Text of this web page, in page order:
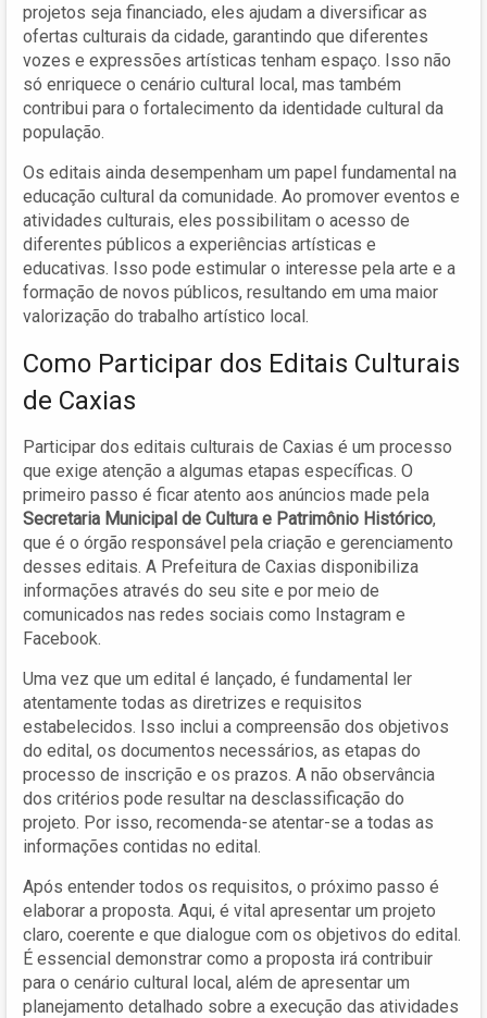
projetos seja financiado, eles ajudam a diversificar as
ofertas culturais da cidade, garantindo que diferentes
vozes e expressões artísticas tenham espaço. Isso não
só enriquece o cenário cultural local, mas também
contribui para o fortalecimento da identidade cultural da
população.
Os editais ainda desempenham um papel fundamental na
educação cultural da comunidade. Ao promover eventos e
atividades culturais, eles possibilitam o acesso de
diferentes públicos a experiências artísticas e
educativas. Isso pode estimular o interesse pela arte e a
formação de novos públicos, resultando em uma maior
valorização do trabalho artístico local.
Como Participar dos Editais Culturais
de Caxias
Participar dos editais culturais de Caxias é um processo
que exige atenção a algumas etapas específicas. O
primeiro passo é ficar atento aos anúncios made pela
Secretaria Municipal de Cultura e Patrimônio Histórico,
que é o órgão responsável pela criação e gerenciamento
desses editais. A Prefeitura de Caxias disponibiliza
informações através do seu site e por meio de
comunicados nas redes sociais como Instagram e
Facebook.
Uma vez que um edital é lançado, é fundamental ler
atentamente todas as diretrizes e requisitos
estabelecidos. Isso inclui a compreensão dos objetivos
do edital, os documentos necessários, as etapas do
processo de inscrição e os prazos. A não observância
dos critérios pode resultar na desclassificação do
projeto. Por isso, recomenda-se atentar-se a todas as
informações contidas no edital.
Após entender todos os requisitos, o próximo passo é
elaborar a proposta. Aqui, é vital apresentar um projeto
claro, coerente e que dialogue com os objetivos do edital.
É essencial demonstrar como a proposta irá contribuir
para o cenário cultural local, além de apresentar um
planejamento detalhado sobre a execução das atividades